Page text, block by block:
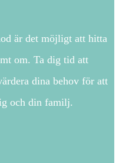
är det möjligt att hitta
om. Ta dig tid att
dina behov för att
och din familj.